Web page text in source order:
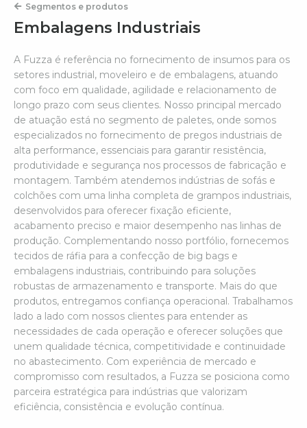
Segmentos e produtos
Embalagens Industriais
A Fuzza é referência no fornecimento de insumos para os
setores industrial, moveleiro e de embalagens, atuando
com foco em qualidade, agilidade e relacionamento de
longo prazo com seus clientes. Nosso principal mercado
de atuação está no segmento de paletes, onde somos
especializados no fornecimento de pregos industriais de
alta performance, essenciais para garantir resistência,
produtividade e segurança nos processos de fabricação e
montagem. Também atendemos indústrias de sofás e
colchões com uma linha completa de grampos industriais,
desenvolvidos para oferecer fixação eficiente,
acabamento preciso e maior desempenho nas linhas de
produção. Complementando nosso portfólio, fornecemos
tecidos de ráfia para a confecção de big bags e
embalagens industriais, contribuindo para soluções
robustas de armazenamento e transporte. Mais do que
produtos, entregamos confiança operacional. Trabalhamos
lado a lado com nossos clientes para entender as
necessidades de cada operação e oferecer soluções que
unem qualidade técnica, competitividade e continuidade
no abastecimento. Com experiência de mercado e
compromisso com resultados, a Fuzza se posiciona como
parceira estratégica para indústrias que valorizam
eficiência, consistência e evolução contínua.